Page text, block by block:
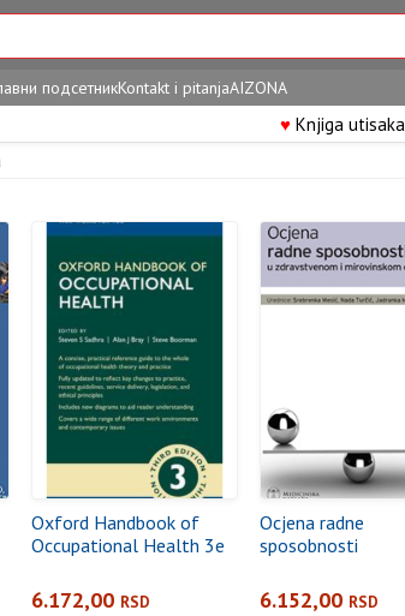
подсетникKontakt i pitanjaAIZONA
♥Knjiga utisaka
Oxford Handbook of
Occupational Health 3e
6.172,00 RSD
Ocjena radne
sposobnosti
6.152,00 RSD